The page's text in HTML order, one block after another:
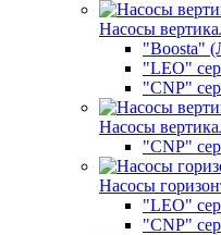
Насосы
"Boosta"
"LEO"
"CNP"
Насосы
"CNP"
Насосы
"LEO"
"CNP"